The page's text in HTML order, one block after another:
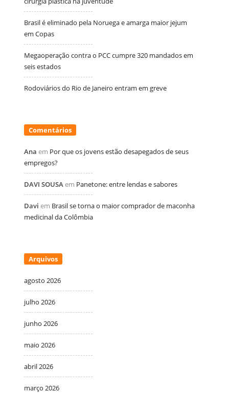
Brasil é eliminado pela Noruega e amarga maior jejum
em Copas
Megaoperação contra o PCC cumpre 320 mandados em
seis estados
Rodoviários do Rio de Janeiro entram em greve
Comentários
Ana em Por que os jovens estão desapegados de seus
empregos?
DAVI SOUSA em Panetone: entre lendas e sabores
Davi em Brasil se torna o maior comprador de maconha
medicinal da Colômbia
Arquivos
agosto 2026
julho 2026
junho 2026
maio 2026
abril 2026
março 2026